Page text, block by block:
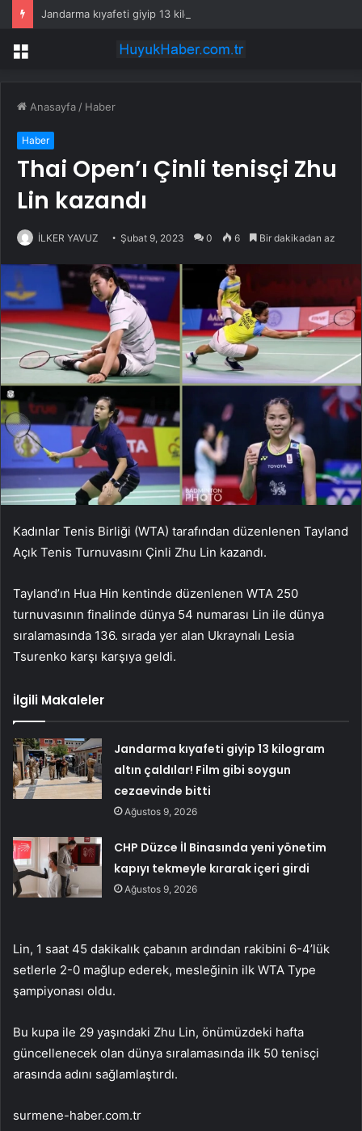
Menü
Anasayfa / Haber
Haber
Thai Open’ı Çinli tenisçi Zhu
Lin kazandı
İLKER YAVUZ Şubat 9, 2023 0 6 Bir dakikadan az
Kadınlar Tenis Birliği (WTA) tarafından düzenlenen Tayland
Açık Tenis Turnuvasını Çinli Zhu Lin kazandı.
Tayland’ın Hua Hin kentinde düzenlenen WTA 250
turnuvasının finalinde dünya 54 numarası Lin ile dünya
sıralamasında 136. sırada yer alan Ukraynalı Lesia
Tsurenko karşı karşıya geldi.
İlgili Makaleler
Jandarma kıyafeti giyip 13 kilogram
altın çaldılar! Film gibi soygun
cezaevinde bitti
Ağustos 9, 2026
CHP Düzce İl Binasında yeni yönetim
kapıyı tekmeyle kırarak içeri girdi
Ağustos 9, 2026
Lin, 1 saat 45 dakikalık çabanın ardından rakibini 6-4’lük
setlerle 2-0 mağlup ederek, mesleğinin ilk WTA Type
şampiyonası oldu.
Bu kupa ile 29 yaşındaki Zhu Lin, önümüzdeki hafta
güncellenecek olan dünya sıralamasında ilk 50 tenisçi
arasında adını sağlamlaştırdı.
surmene-haber.com.tr